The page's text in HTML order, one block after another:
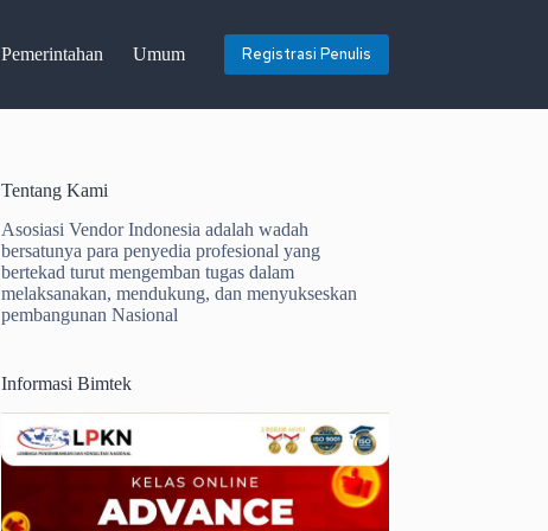
Pemerintahan Umum Registrasi Penulis
Tentang Kami
Asosiasi Vendor Indonesia adalah wadah
bersatunya para penyedia profesional yang
bertekad turut mengemban tugas dalam
melaksanakan, mendukung, dan menyukseskan
pembangunan Nasional
Informasi Bimtek